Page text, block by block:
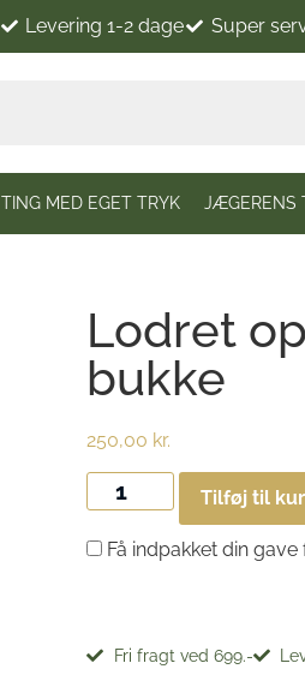
Levering 1-2 dage Super
TING MED EGET TRYK JÆGERENS
Lodret
bukke
250,00 kr.
Tilføj til
Få indpakket din gave
Fri fragt ved 699.-